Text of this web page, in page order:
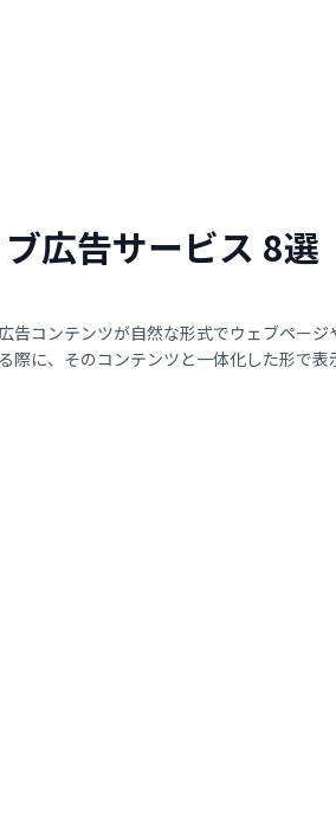
広告サービス 8
告コンテンツが自然な形式でウェブペー
際に、そのコンテンツと一体化した形で